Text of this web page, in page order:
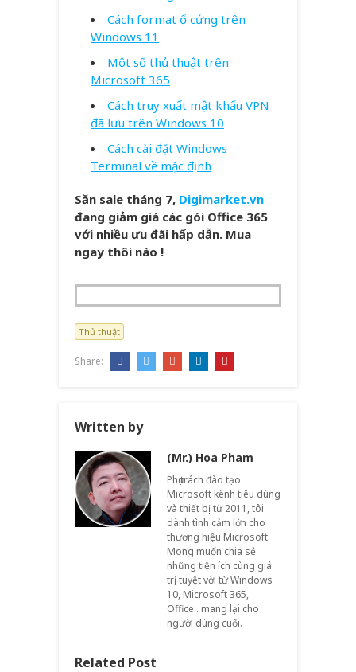
Cách format ổ cứng trên
Windows 11
Một số thủ thuật trên
Microsoft 365
Cách truy xuất mật khẩu VPN
đã lưu trên Windows 10
Cách cài đặt Windows
Terminal về mặc định
Săn sale tháng 7, Digimarket.vn
đang giảm giá các gói Office 365
với nhiều ưu đãi hấp dẫn. Mua
ngay thôi nào !
Thủ thuật
Share:
Written by
(Mr.) Hoa Pham
Phụ trách đào tạo
Microsoft kênh tiêu dùng
và thiết bị từ 2011, tôi
dành tình cảm lớn cho
thương hiệu Microsoft.
Mong muốn chia sẻ
những tiện ích cùng giá
trị tuyệt vời từ Windows
10, Microsoft 365,
Office.. mang lại cho
người dùng cuối.
Related Post